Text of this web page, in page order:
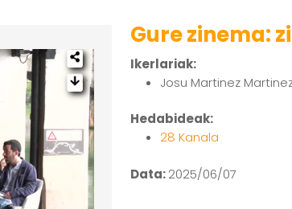
Gure zinema:
Ikerlariak:
Josu Martinez
Hedabideak:
28 Kanala
Data:2025/06/07